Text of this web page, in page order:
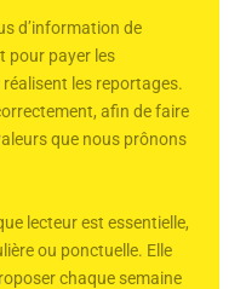
d’information de
pour payer les
les reportages.
afin de faire
que nous prônons
lecteur est essentielle,
ou ponctuelle. Elle
chaque semaine